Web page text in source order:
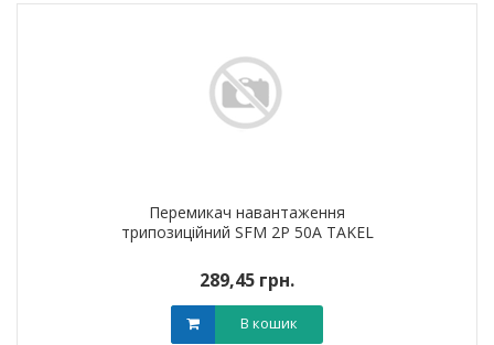
Перемикач навантаження
трипозиційний SFM 2P 50A TAKEL
289,45 грн.
В кошик